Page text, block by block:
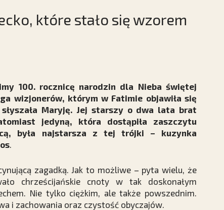
które stało się wzorem
100. rocznicę narodzin dla Nieba świętej
wizjonerów, którym w Fatimie objawiła się
Maryję. Jej starszy o dwa lata brat
jedyną, która dostąpiła zaszczytu
była najstarsza z tej trójki – kuzynka
.
zagadką. Jak to możliwe – pyta wielu, że
chrześcijańskie cnoty w tak doskonałym
Nie tylko ciężkim, ale także powszednim.
i zachowania oraz czystość obyczajów.